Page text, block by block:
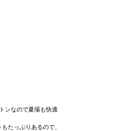
ンなので夏場も快適
たっぷりあるので、